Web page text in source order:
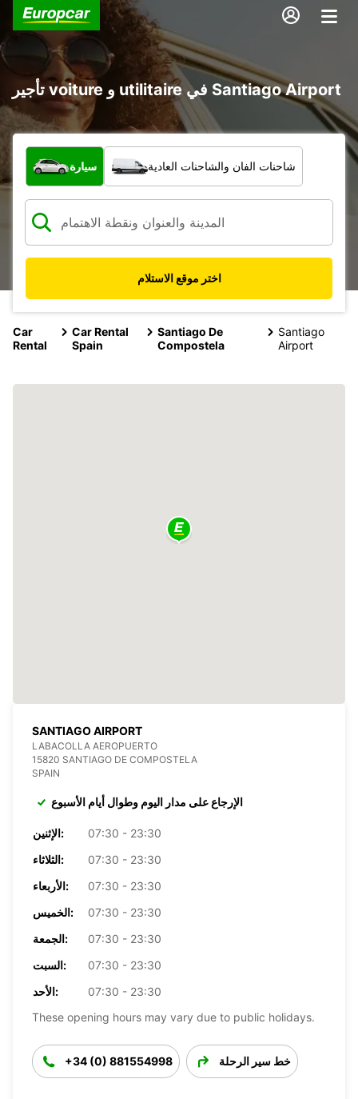
تأجير voiture و utilitaire في Santiago Airport
ما نوع المركبة؟
سيارة شاحنات الفان والشاحنات العادية
اختر موقع الاستلام
Car
Rental
Car Rental
Spain
Santiago De
Compostela
Santiago
Airport
SANTIAGO AIRPORT
LABACOLLA AEROPUERTO
15820 SANTIAGO DE COMPOSTELA
SPAIN
الإرجاع على مدار اليوم وطوال أيام الأسبوع
الإثنين:
07:30 - 23:30
الثلاثاء:
07:30 - 23:30
الأربعاء:
07:30 - 23:30
الخميس:
07:30 - 23:30
الجمعة:
07:30 - 23:30
السبت:
07:30 - 23:30
الأحد:
07:30 - 23:30
These opening hours may vary due to public holidays.
+34 (0) 881554998 خط سير الرحلة